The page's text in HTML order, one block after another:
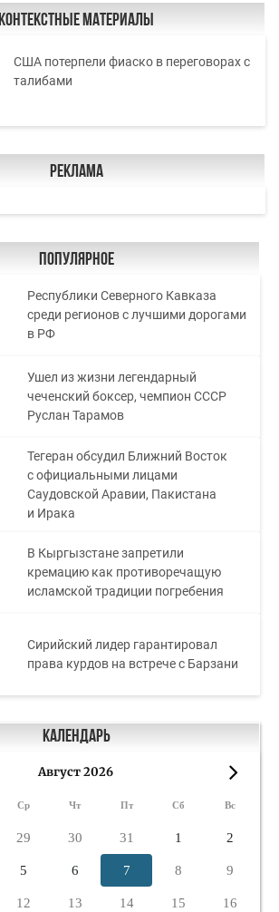
Контекстные материалы
США потерпели фиаско в переговорах с
талибами
Реклама
Популярное
Республики Северного Кавказа
среди регионов с лучшими дорогами
в РФ
Ушел из жизни легендарный
чеченский боксер, чемпион СССР
Руслан Тарамов
Тегеран обсудил Ближний Восток
с официальными лицами
Саудовской Аравии, Пакистана
и Ирака
В Кыргызстане запретили
кремацию как противоречащую
исламской традиции погребения
Сирийский лидер гарантировал
права курдов на встрече с Барзани
Календарь
Август 2026
Ср Чт Пт Сб Вс
29 30 31 1 2
5 6 7 8 9
12 13 14 15 16